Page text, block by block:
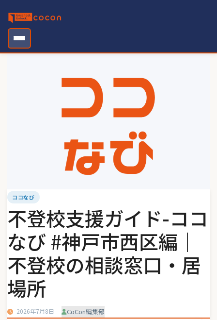
content
ココなび
不登校支援ガイド-ココ
なび #神戸市西区編｜
不登校の相談窓口・居
場所
2026年7月8日 CoCon編集部